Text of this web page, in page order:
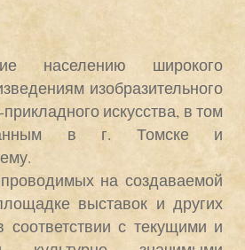
населению широкого
изобразительного
искусства, в том
в г. Томске и
на создаваемой
выставок и других
соответствии с текущими и